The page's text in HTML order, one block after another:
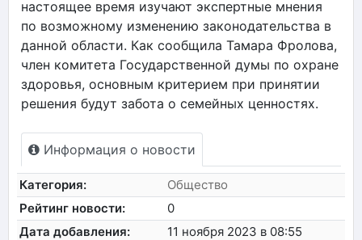
настоящее время изучают экспертные мнения
по возможному изменению законодательства в
данной области. Как сообщила Тамара Фролова,
член комитета Государственной думы по охране
здоровья, основным критерием при принятии
решения будут забота о семейных ценностях.
Информация о новости
Категория:
Общество
Рейтинг новости:
0
Дата добавления:
11 ноября 2023 в 08:55